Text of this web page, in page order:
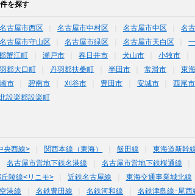
を探す
名古屋市西区 名古屋市中村区 名古屋市中区 名
名古屋市守山区 名古屋市緑区 名古屋市天白区
蟹江町 瀬戸市 春日井市 犬山市 小牧市
郡大口町 丹羽郡扶桑町 半田市 常滑市 東
市 碧南市 刈谷市 豊田市 安城市 西尾市
設楽郡設楽町
央西線> 関西本線（東海） 飯田線 東海道新幹
名古屋市営地下鉄名港線 名古屋市営地下鉄桜通線
陵線<リニモ> 近鉄名古屋線 東海交通事業城北線
港線 名鉄豊田線 名鉄河和線 名鉄津島線･尾西